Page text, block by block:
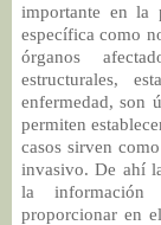
importante en la
específica como
órganos
estructurales,
enfermedad, son
permiten
casos sirven
invasivo. De ahí
la información
proporcionar en